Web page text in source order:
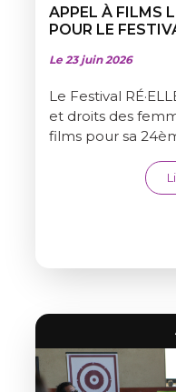
APPEL À FILMS
POUR LE
Le 23 juin 2026
Le Festival
et droits des
films pour sa